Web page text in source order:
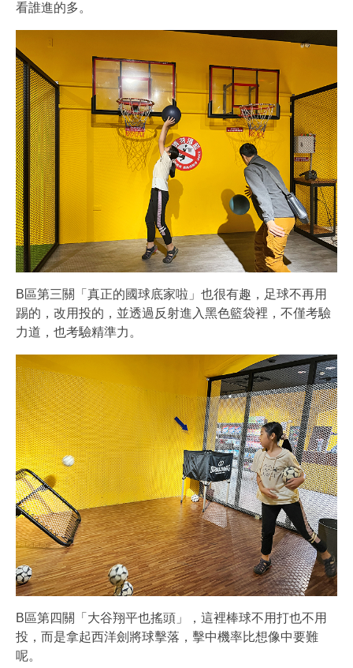
看誰進的多。
B區第三關「真正的國球底家啦」也很有趣，足球不再用
踢的，改用投的，並透過反射進入黑色籃袋裡，不僅考驗
力道，也考驗精準力。
B區第四關「大谷翔平也搖頭」，這裡棒球不用打也不用
投，而是拿起西洋劍將球擊落，擊中機率比想像中要難
呢。